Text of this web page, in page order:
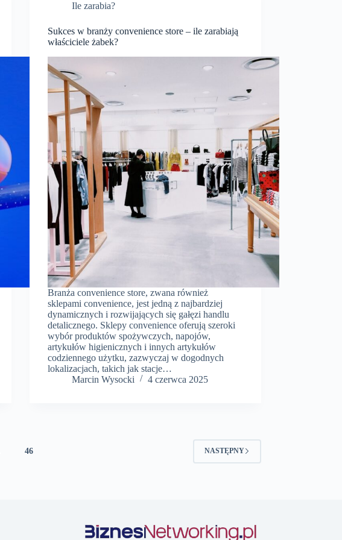
Ile zarabia?
Sukces w branży convenience store – ile zarabiają
właściciele żabek?
Branża convenience store, zwana również
sklepami convenience, jest jedną z najbardziej
dynamicznych i rozwijających się gałęzi handlu
detalicznego. Sklepy convenience oferują szeroki
wybór produktów spożywczych, napojów,
artykułów higienicznych i innych artykułów
codziennego użytku, zazwyczaj w dogodnych
lokalizacjach, takich jak stacje…
Marcin Wysocki
4 czerwca 2025
46 NASTĘPNY